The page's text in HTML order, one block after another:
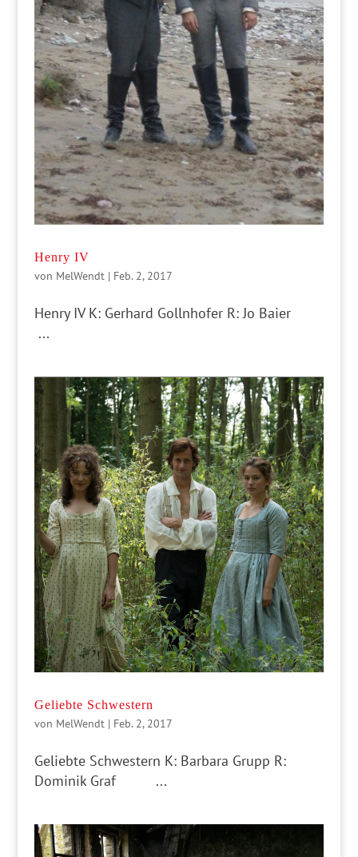
Henry IV
von MelWendt| Feb. 2, 2017
Henry IV K: Gerhard Gollnhofer R: Jo Baier
...
Geliebte Schwestern
von MelWendt| Feb. 2, 2017
Geliebte Schwestern K: Barbara Grupp R:
Dominik Graf ...